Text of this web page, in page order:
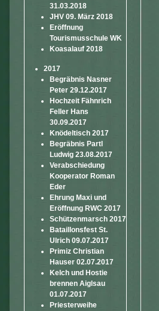
31.03.2018
JHV 09. März 2018
Eröffnung
Tourismusschule WK
Koasalauf 2018
2017
Begräbnis Nasner
Peter 29.12.2017
Hochzeit Fähnrich
Feller Hans
30.09.2017
Knödeltisch 2017
Begräbnis Partl
Ludwig 23.08.2017
Verabschiedung
Kooperator Roman
Eder
Ehrung Maxi und
Eröffnung RWC 2017
Schützenmarsch 2017
Bataillonsfest St.
Ulrich 09.07.2017
Primiz Christian
Hauser 02.07.2017
Kelch und Hostie
brennen Aiglsau
01.07.2017
Priesterweihe